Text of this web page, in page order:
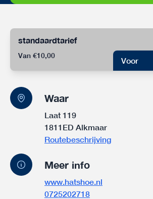
standaardtarief
Van €10,00
Voor
Waar
Laat 119
1811ED Alkmaar
Routebeschrijving
Meer info
www.hatshoe.nl
0725202718